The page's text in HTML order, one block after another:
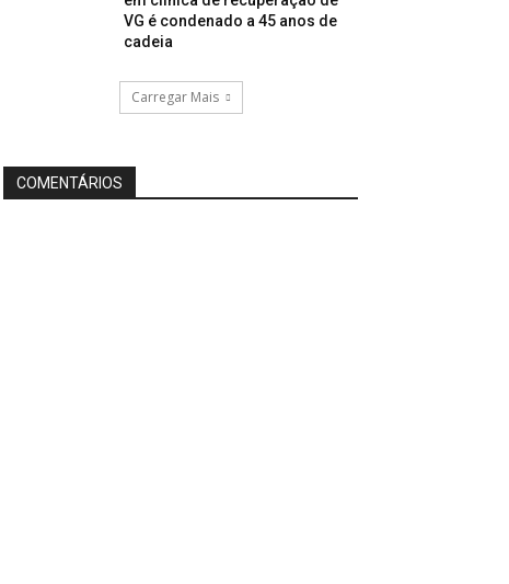
VG é condenado a 45 anos de
cadeia
Carregar Mais
COMENTÁRIOS